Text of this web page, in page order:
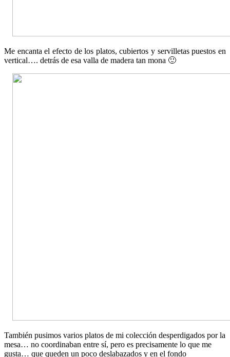
Me encanta el efecto de los platos, cubiertos y servilletas puestos en
vertical…. detrás de esa valla de madera tan mona 🙂
También pusimos varios platos de mi colección desperdigados por la
mesa… no coordinaban entre sí, pero es precisamente lo que me
gusta… que queden un poco deslabazados y en el fondo